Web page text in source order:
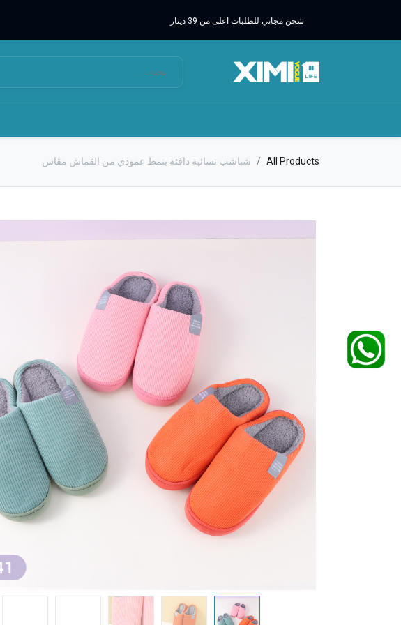
شحن مجاني للطلبات اعلى من 39 دينار
All Products شباشب نسائية دافئة بنمط عمودي من القماش مقاس